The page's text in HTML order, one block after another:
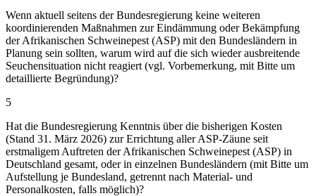
Wenn aktuell seitens der Bundesregierung keine weiteren
koordinierenden Maßnahmen zur Eindämmung oder Bekämpfung
der Afrikanischen Schweinepest (ASP) mit den Bundesländern in
Planung sein sollten, warum wird auf die sich wieder ausbreitende
Seuchensituation nicht reagiert (vgl. Vorbemerkung, mit Bitte um
detaillierte Begründung)?
5
Hat die Bundesregierung Kenntnis über die bisherigen Kosten
(Stand 31. März 2026) zur Errichtung aller ASP-Zäune seit
erstmaligem Auftreten der Afrikanischen Schweinepest (ASP) in
Deutschland gesamt, oder in einzelnen Bundesländern (mit Bitte um
Aufstellung je Bundesland, getrennt nach Material- und
Personalkosten, falls möglich)?